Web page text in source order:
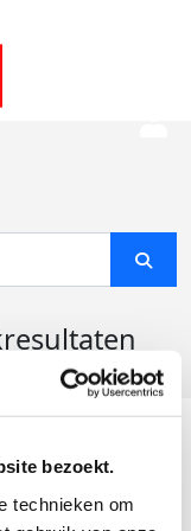
bezoekt.
technieken om